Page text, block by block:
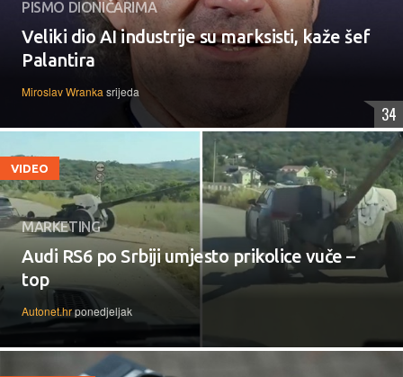
PISMO DIONIČARIMA
Veliki dio AI industrije su marksisti, kaže šef
Palantira
Miroslav Wranka srijeda
34
VIDEO
MARKETING
Audi RS6 po Srbiji umjesto prikolice vuče –
top
Autonet.hrponedjeljak